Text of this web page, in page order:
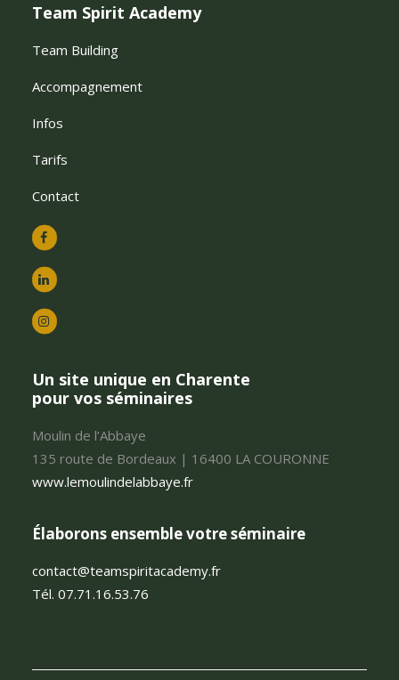
Team Spirit Academy
Team Building
Accompagnement
Infos
Tarifs
Contact
Un site unique en Charente
pour vos séminaires
Moulin de l’Abbaye
135 route de Bordeaux | 16400 LA COURONNE
www.lemoulindelabbaye.fr
Élaborons ensemble votre séminaire
contact@teamspiritacademy.fr
Tél. 07.71.16.53.76